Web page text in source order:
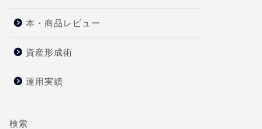
本・商品レビュー
資産形成術
運用実績
検索